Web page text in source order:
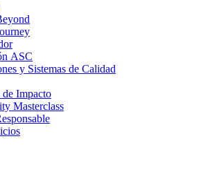
ASC
y Sistemas de Calidad
de Impacto
Masterclass